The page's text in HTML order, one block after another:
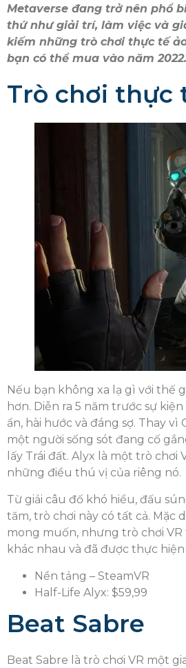
Metaverse đang trở nên phổ
thứ như giải trí, làm việc và
kiếm những trò chơi thực tế
bạn có thể mua vào năm 2022.
Trò chơi thực
Nếu bạn không xa lạ gì với thế
hơn. Diễn ra 5 năm trước sự
ẩn, hài hước và đáng sợ. Thay
một người sống sót đang cố
lấy Trái đất. Alyx là một trò
những điều thú vị của riêng nó.
Từ giải câu đố khó hiểu, đấu
tăm, trò chơi này có tất cả. Mặc
mong muốn, nhưng trò chơi
khác nhau và đã được thực
Nền tảng – SteamVR
Half-Life Alyx: $59,99
Beat Sabre
Beat Sabre là trò chơi VR một